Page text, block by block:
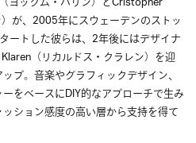
が、2005年にスウェーデンのストッ
ートした彼らは、2年後にはデザイナ
（リカルドス・クラレン）を迎
プ。音楽やグラフィックデザイン、
をベースにDIY的なアプローチで生み
ション感度の高い層から支持を得て